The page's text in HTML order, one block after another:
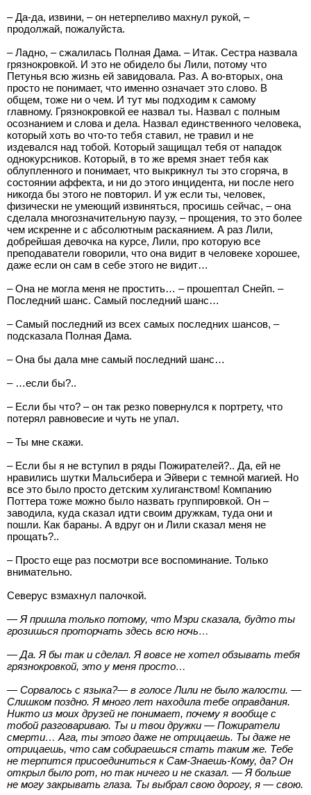
– Да-да, извини, – он нетерпеливо махнул рукой, –
продолжай, пожалуйста.
– Ладно, – сжалилась Полная Дама. – Итак. Сестра назвала
грязнокровкой. И это не обидело бы Лили, потому что
Петунья всю жизнь ей завидовала. Раз. А во-вторых, она
просто не понимает, что именно означает это слово. В
общем, тоже ни о чем. И тут мы подходим к самому
главному. Грязнокровкой ее назвал ты. Назвал с полным
осознанием и слова и дела. Назвал единственного человека,
который хоть во что-то тебя ставил, не травил и не
издевался над тобой. Который защищал тебя от нападок
однокурсников. Который, в то же время знает тебя как
облупленного и понимает, что выкрикнул ты это сгоряча, в
состоянии аффекта, и ни до этого инцидента, ни после него
никогда бы этого не повторил. И уж если ты, человек,
физически не умеющий извиняться, просишь сейчас, – она
сделала многозначительную паузу, – прощения, то это более
чем искренне и с абсолютным раскаянием. А раз Лили,
добрейшая девочка на курсе, Лили, про которую все
преподаватели говорили, что она видит в человеке хорошее,
даже если он сам в себе этого не видит…
– Она не могла меня не простить… – прошептал Снейп. –
Последний шанс. Самый последний шанс…
– Самый последний из всех самых последних шансов, –
подсказала Полная Дама.
– Она бы дала мне самый последний шанс…
– …если бы?..
– Если бы что? – он так резко повернулся к портрету, что
потерял равновесие и чуть не упал.
– Ты мне скажи.
– Если бы я не вступил в ряды Пожирателей?.. Да, ей не
нравились шутки Мальсибера и Эйвери с темной магией. Но
все это было просто детским хулиганством! Компанию
Поттера тоже можно было назвать группировкой. Он –
заводила, куда сказал идти своим дружкам, туда они и
пошли. Как бараны. А вдруг он и Лили сказал меня не
прощать?..
– Просто еще раз посмотри все воспоминание. Только
внимательно.
Северус взмахнул палочкой.
— Я пришла только потому, что Мэри сказала, будто ты
грозишься проторчать здесь всю ночь…
— Да. Я бы так и сделал. Я вовсе не хотел обзывать тебя
грязнокровкой, это у меня просто…
— Сорвалось с языка?— в голосе Лили не было жалости. —
Слишком поздно. Я много лет находила тебе оправдания.
Никто из моих друзей не понимает, почему я вообще с
тобой разговариваю. Ты и твои дружки — Пожиратели
смерти… Ага, ты этого даже не отрицаешь. Ты даже не
отрицаешь, что сам собираешься стать таким же. Тебе
не терпится присоединиться к Сам-Знаешь-Кому, да? Он
открыл было рот, но так ничего и не сказал. — Я больше
не могу закрывать глаза. Ты выбрал свою дорогу, я — свою.